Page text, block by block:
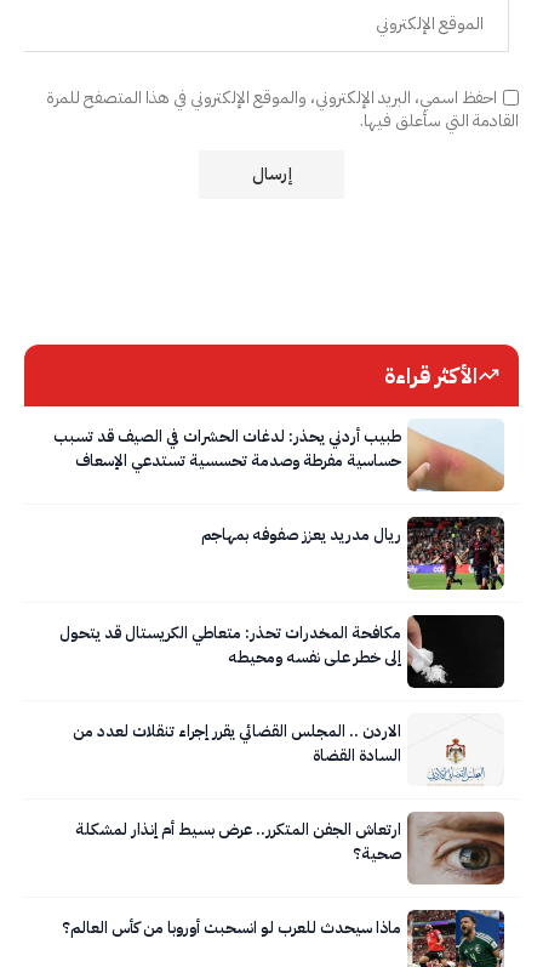
احفظ اسمي، البريد الإلكتروني، والموقع الإلكتروني في هذا المتصفح للمرة
القادمة التي سأعلق فيها.
الأكثر قراءة
طبيب أردني يحذر: لدغات الحشرات في الصيف قد تسبب
حساسية مفرطة وصدمة تحسسية تستدعي الإسعاف
ريال مدريد يعزز صفوفه بمهاجم
مكافحة المخدرات تحذر: متعاطي الكريستال قد يتحول
إلى خطر على نفسه ومحيطه
الاردن .. المجلس القضائي يقرر إجراء تنقلات لعدد من
السادة القضاة
ارتعاش الجفن المتكرر.. عرض بسيط أم إنذار لمشكلة
صحية؟
ماذا سيحدث للعرب لو انسحبت أوروبا من كأس العالم؟